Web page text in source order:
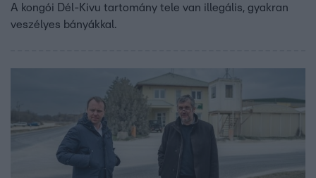
A kongói Dél-Kivu tartomány tele van illegális, gyakran
veszélyes bányákkal.